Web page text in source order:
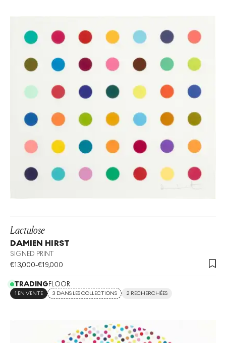
Lactulose
DAMIEN HIRST
SIGNED PRINT
€13,000-€19,000
TRADINGFLOOR
1 EN VENTE 3 DANS LES COLLECTIONS 2 RECHERCHÉES